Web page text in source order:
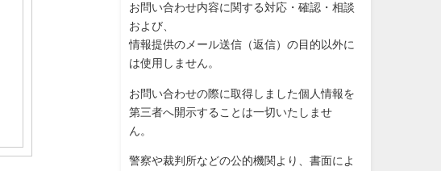
お問い合わせ内容に関する対応・確認・相談
および、
情報提供のメール送信（返信）の目的以外に
は使用しません。
お問い合わせの際に取得しました個人情報を
第三者へ開示すること は一切いたしませ
ん。
警察や裁判所などの公的機関より、書面によ